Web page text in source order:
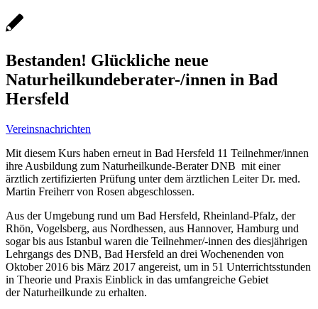
Bestanden! Glückliche neue
Naturheilkundeberater-/innen in Bad
Hersfeld
Vereinsnachrichten
Mit diesem Kurs haben erneut in Bad Hersfeld 11 Teilnehmer/innen
ihre Ausbildung zum Naturheilkunde-Berater DNB mit einer
ärztlich zertifizierten Prüfung unter dem ärztlichen Leiter Dr. med.
Martin Freiherr von Rosen abgeschlossen.
Aus der Umgebung rund um Bad Hersfeld, Rheinland-Pfalz, der
Rhön, Vogelsberg, aus Nordhessen, aus Hannover, Hamburg und
sogar bis aus Istanbul waren die Teilnehmer/-innen des diesjährigen
Lehrgangs des DNB, Bad Hersfeld an drei Wochenenden von
Oktober 2016 bis März 2017 angereist, um in 51 Unterrichtsstunden
in Theorie und Praxis Einblick in das umfangreiche Gebiet
der Naturheilkunde zu erhalten.